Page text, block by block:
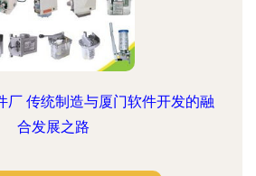
厂 传统制造与厦门软件开发的融
合发展之路